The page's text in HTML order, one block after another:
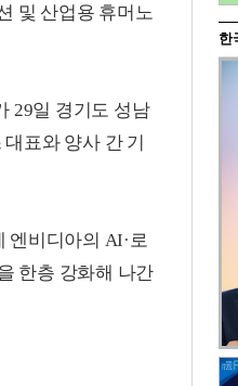
및 산업용 휴머노
29일 경기도 성남
표와 양사 간 기
엔비디아의 AI·로
한층 강화해 나간
한